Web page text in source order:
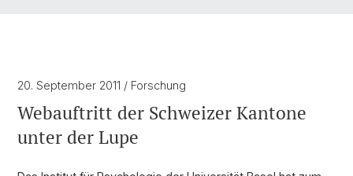
20. September 2011 / Forschung
Webauftritt der Schweizer Kantone
unter der Lupe